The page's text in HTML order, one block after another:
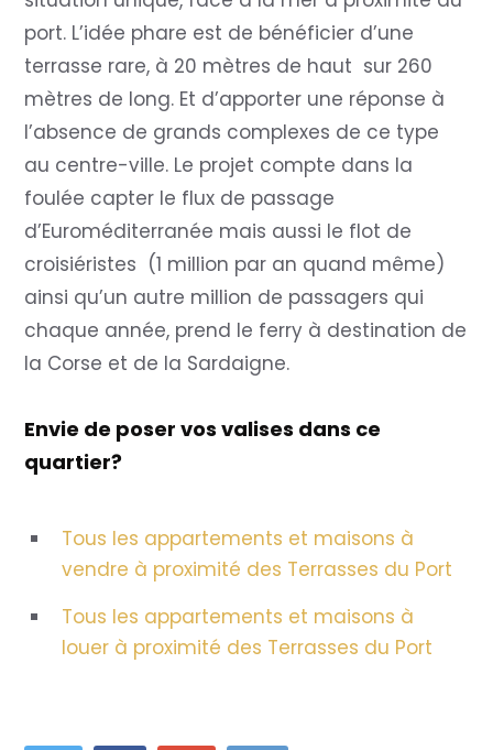
port. L’idée phare est de bénéficier d’une
terrasse rare, à 20 mètres de haut sur 260
mètres de long. Et d’apporter une réponse à
l’absence de grands complexes de ce type
au centre-ville. Le projet compte dans la
foulée capter le flux de passage
d’Euroméditerranée mais aussi le flot de
croisiéristes (1 million par an quand même)
ainsi qu’un autre million de passagers qui
chaque année, prend le ferry à destination de
la Corse et de la Sardaigne.
Envie de poser vos valises dans ce
quartier?
Tous les appartements et maisons à
vendre à proximité des Terrasses du Port
Tous les appartements et maisons à
louer à proximité des Terrasses du Port